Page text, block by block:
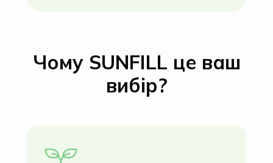
Чому SUNFILL це ваш
вибір?